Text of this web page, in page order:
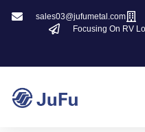
sales03@jufumetal.com
Focusing On RV